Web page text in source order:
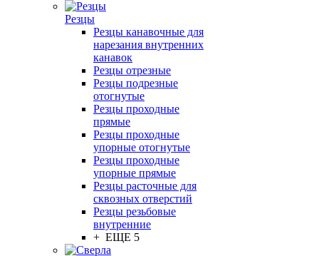
Резцы
Резцы канавочные для
нарезания внутренних
канавок
Резцы отрезные
Резцы подрезные
отогнутые
Резцы проходные
прямые
Резцы проходные
упорные отогнутые
Резцы проходные
упорные прямые
Резцы расточные для
сквозных отверстий
Резцы резьбовые
внутренние
+ ЕЩЕ 5